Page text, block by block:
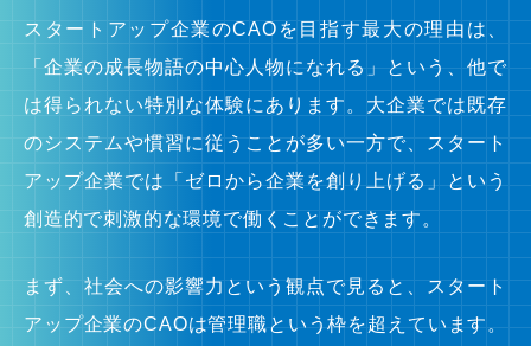
スタートアップ企業のCAOを目指す最大の理由は、
「企業の成長物語の中心人物になれる」という、他で
は得られない特別な体験にあります。大企業では既存
のシステムや慣習に従うことが多い一方で、スタート
アップ企業では「ゼロから企業を創り上げる」という
創造的で刺激的な環境で働くことができます。
まず、社会への影響力という観点で見ると、スタート
アップ企業のCAOは管理職という枠を超えています。